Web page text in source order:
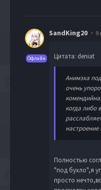
Офлайн
SandKing20 9
Цитата: deniat
Анимэха
очень
когда либо
настроение
Полностью
"под бухло",я
просто